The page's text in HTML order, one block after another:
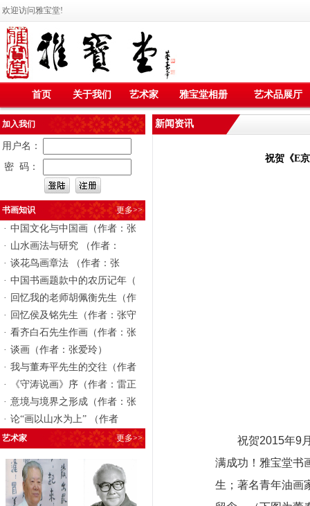
欢迎访问雅宝堂!
首页 关于我们 艺术家 雅宝堂相册 艺术品展厅
加入我们
用户名：
密 码：
书画知识 更多>>
· 中国文化与中国画（作者：张
· 山水画法与研究 （作者：
· 谈花鸟画章法 （作者：张
· 中国书画题款中的农历记年（
· 回忆我的老师胡佩衡先生（作
· 回忆侯及铭先生（作者：张守
· 看齐白石先生作画（作者：张
· 谈画（作者：张爱玲）
· 我与董寿平先生的交往（作者
·
《守涛说画》序（作者：雷正
· 意境与境界之形成（作者：张
· 论“画以山水为上” （作者
艺术家 更多>>
新闻资讯
祝贺《E
祝贺2015年9月6
满成功！雅宝堂书
生；著名青年油画